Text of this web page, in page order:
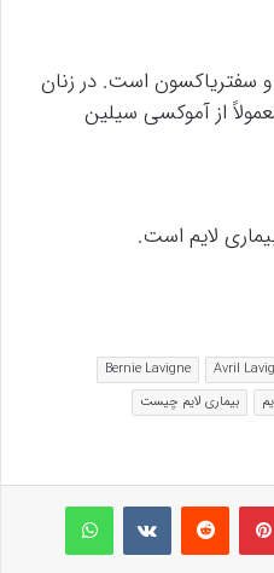
سفتریاکسون است. در زنان
از آموکسی سیلین
لایم است.
Avril
Bernie Lavigne
بیماری لایم چیست
پینتریستReddit
VKontakteواتس آپ